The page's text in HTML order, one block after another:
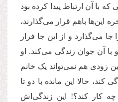
با آن ارتباط پیدا کرده بود
این‌ها باهم قرار می‌گذارند،
می‌گذارد و از این جا فرار
با آن جوان زندگی می‌کند. او
زودی هم نمی‌تواند یک خانم
کند، حالا این مانده با دو تا
چه کار کند؟! این زندگی‌اش